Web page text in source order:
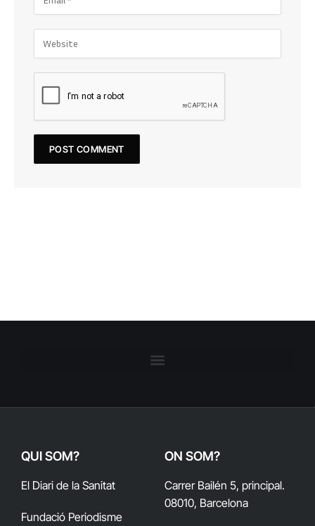
QUI SOM?
El Diari de la Sanitat
Fundació Periodisme
ON SOM?
Carrer Bailén 5, principal.
08010, Barcelona